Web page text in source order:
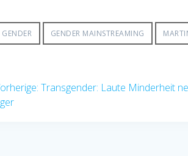
GENDER GENDER MAINSTREAMING
Vorheriger
Transgender: Laute Minderheit